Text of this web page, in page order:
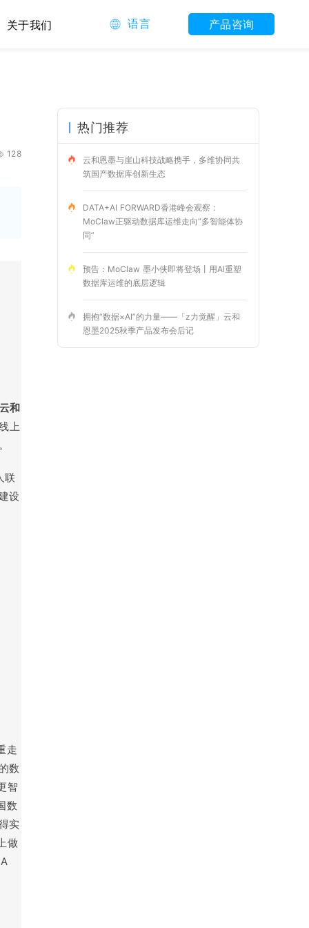
关于我们 语言 产品咨询
128
和
上
联
设
走
数
智
数
实
做
热门推荐
云和恩墨与崖山科技战略携手，多维协同共
筑国产数据库创新生态
DATA+AI FORWARD香港峰会观察：
MoClaw正驱动数据库运维走向“多智能体协
同”
预告：MoClaw 墨小侠即将登场丨用AI重塑
数据库运维的底层逻辑
拥抱“数据×AI”的力量——「z力觉醒」云和
恩墨2025秋季产品发布会后记